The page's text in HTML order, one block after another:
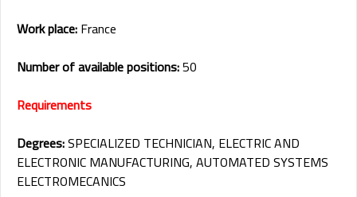
Work place:France
Number of available positions:50
Requirements
Degrees:SPECIALIZED TECHNICIAN, ELECTRIC AND
ELECTRONIC MANUFACTURING, AUTOMATED SYSTEMS
ELECTROMECANICS